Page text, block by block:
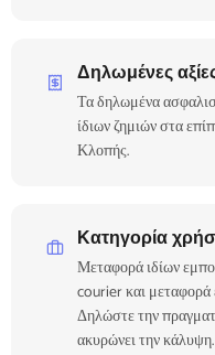
Δηλωμένες
Τα δηλωμένα
ίδιων ζημιών στα
Κλοπής.
Κατηγορία
Μεταφορά ιδίων
courier και μεταφορά
Δηλώστε την
ακυρώνει την κάλυψη.